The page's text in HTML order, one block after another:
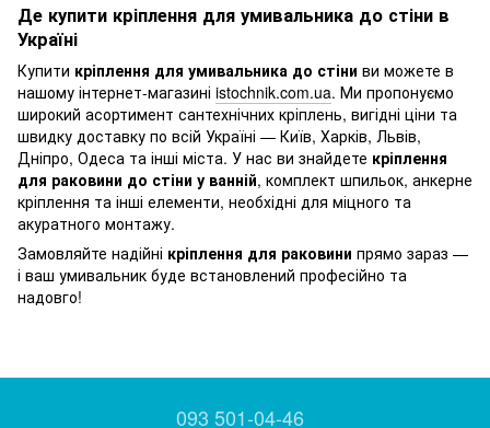
Де купити кріплення для умивальника до стіни в
Україні
Купити кріплення для умивальника до стіни ви можете в
нашому інтернет-магазині istochnik.com.ua. Ми пропонуємо
широкий асортимент сантехнічних кріплень, вигідні ціни та
швидку доставку по всій Україні — Київ, Харків, Львів,
Дніпро, Одеса та інші міста. У нас ви знайдете кріплення
для раковини до стіни у ванній, комплект шпильок, анкерне
кріплення та інші елементи, необхідні для міцного та
акуратного монтажу.
Замовляйте надійні кріплення для раковини прямо зараз —
і ваш умивальник буде встановлений професійно та
надовго!
093 501-04-46